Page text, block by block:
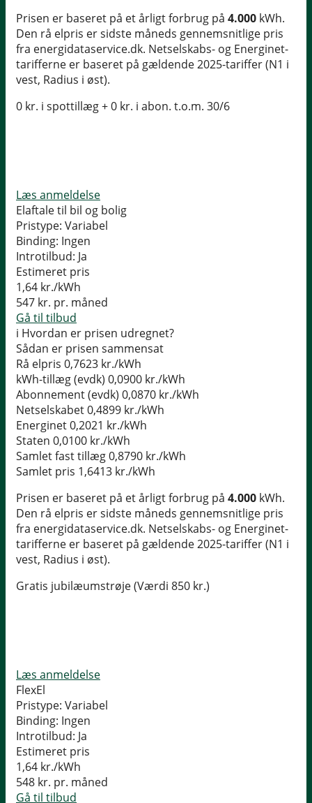
Prisen er baseret på et årligt forbrug på 4.000 kWh.
Den rå elpris er sidste måneds gennemsnitlige pris
fra energidataservice.dk. Netselskabs- og Energinet-
tarifferne er baseret på gældende 2025-tariffer (N1 i
vest, Radius i øst).
0 kr. i spottillæg + 0 kr. i abon. t.o.m. 30/6
Læs anmeldelse
Elaftale til bil og bolig
Pristype: Variabel
Binding: Ingen
Introtilbud: Ja
Estimeret pris
1,64 kr./kWh
547 kr. pr. måned
Gå til tilbud
i Hvordan er prisen udregnet?
Sådan er prisen sammensat
Rå elpris 0,7623 kr./kWh
kWh-tillæg (evdk) 0,0900 kr./kWh
Abonnement (evdk) 0,0870 kr./kWh
Netselskabet0,4899 kr./kWh
Energinet0,2021 kr./kWh
Staten 0,0100 kr./kWh
Samlet fast tillæg0,8790 kr./kWh
Samlet pris 1,6413 kr./kWh
Prisen er baseret på et årligt forbrug på 4.000 kWh.
Den rå elpris er sidste måneds gennemsnitlige pris
fra energidataservice.dk. Netselskabs- og Energinet-
tarifferne er baseret på gældende 2025-tariffer (N1 i
vest, Radius i øst).
Gratis jubilæumstrøje (Værdi 850 kr.)
Læs anmeldelse
FlexEl
Pristype: Variabel
Binding: Ingen
Introtilbud: Ja
Estimeret pris
1,64 kr./kWh
548 kr. pr. måned
Gå til tilbud